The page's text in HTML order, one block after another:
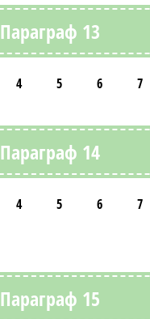
Параграф 13
4 5 6 7
Параграф 14
4 5 6 7
Параграф 15